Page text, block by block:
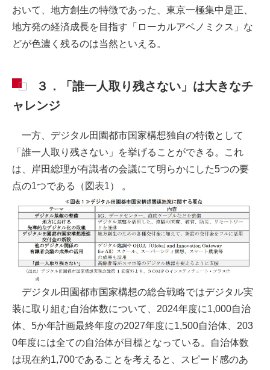
おいて、地方創生の特徴であった、東京一極集中是正、
地方発の経済成長を目指す「ローカルアベノミクス」な
どが色濃く残るのは当然といえる。
３．「誰一人取り残さない」は大きなチ
ャレンジ
一方、デジタル田園都市国家構想独自の特徴として
「誰一人取り残さない」を挙げることができる。これ
は、岸田総理が有識者の会議にて明らかにした5つの要
点の1つである（図表1） 。
デジタル田園都市国家構想の総合戦略ではデジタル実
装に取り組む自治体数について、2024年度に1,000自治
体、5か年計画最終年度の2027年度に1,500自治体、203
0年度には全ての自治体が目標となっている。自治体数
は現在約1,700であることを考えると、スピード感のあ